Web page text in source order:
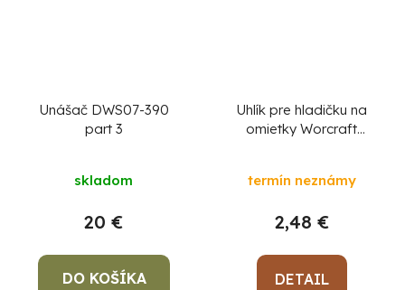
Unášač DWS07-390
part 3
skladom
20 €
DO KOŠÍKA
Uhlík pre hladičku na
omietky Worcraft
termín neznámy
2,48 €
DETAIL